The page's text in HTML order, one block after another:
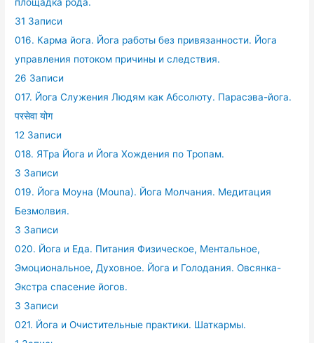
31 Записи
016. Карма йога. Йога работы без привязанности. Йога
управления потоком причины и следствия.
26 Записи
017. Йога Служения Людям как Абсолюту. Парасэва-йога.
परसेवा योग
12 Записи
018. ЯТра Йога и Йога Хождения по Тропам.
3 Записи
019. Йога Моуна (Mouna). Йога Молчания. Медитация
Безмолвия.
3 Записи
020. Йога и Еда. Питания Физическое, Ментальное,
Эмоциональное, Духовное. Йога и Голодания. Овсянка-
Экстра спасение йогов.
3 Записи
021. Йога и Очистительные практики. Шаткармы.